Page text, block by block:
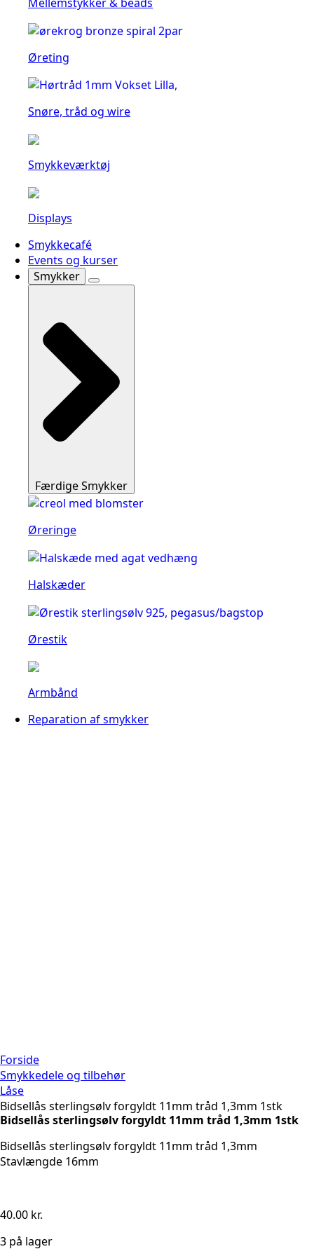
Øreting
Snøre, tråd og wire
Smykkeværktøj
Displays
Smykkecafé
Events og kurser
Smykker
Færdige Smykker
Øreringe
Halskæder
Ørestik
Armbånd
Reparation af smykker
Forside
Smykkedele og tilbehør
Låse
Bidsellås sterlingsølv forgyldt 11mm tråd 1,3mm 1stk
Bidsellås sterlingsølv forgyldt 11mm tråd 1,3mm 1stk
Bidsellås sterlingsølv forgyldt 11mm tråd 1,3mm
Stavlængde 16mm
40.00 kr.
3 på lager